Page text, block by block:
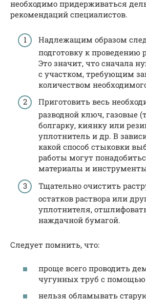
необходимо придерживаться
рекомендаций специалистов.
Надлежащим образом
подготовку к проведению
Это значит, что сначала
с участком, требующим
количеством
Приготовить весь
разводной ключ, газовые
болгарку, киянку или
уплотнитель и др. В
какой способ стыковки
работы могут
материалы и
Тщательно очистить
остатков раствора или
уплотнителя,
наждачной бумагой.
Следует помнить, что:
проще всего проводить
чугунных труб с помощью
нельзя обламывать